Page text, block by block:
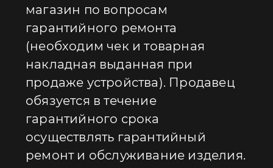
магазин по вопросам
гарантийного ремонта
(необходим чек и товарная
накладная выданная при
продаже устройства). Продавец
обязуется в течение
гарантийного срока
осуществлять гарантийный
ремонт и обслуживание изделия.